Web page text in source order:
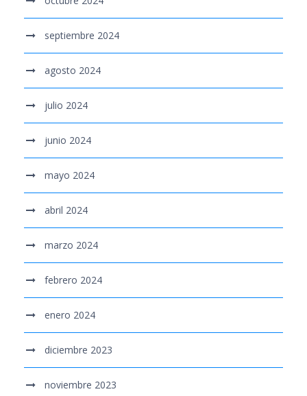
septiembre 2024
agosto 2024
julio 2024
junio 2024
mayo 2024
abril 2024
marzo 2024
febrero 2024
enero 2024
diciembre 2023
noviembre 2023